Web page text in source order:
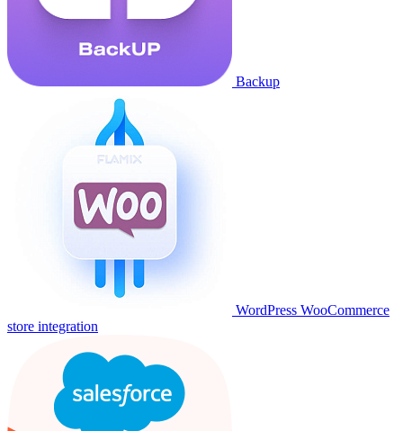
Backup
WordPress WooCommerce
store integration